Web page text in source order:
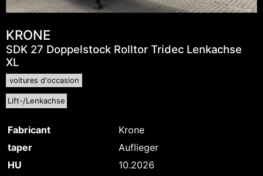
KRONE
SDK 27 Doppelstock Rolltor Tridec Lenkachse
XL
voitures d'occasion
Lift-/Lenkachse
Fabricant
Krone
taper
Auflieger
HU
10.2026